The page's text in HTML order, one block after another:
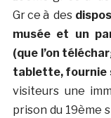
Gr ce à des
musée et un
(que l’on
tablette, fournie
visiteurs une
prison du 19ème